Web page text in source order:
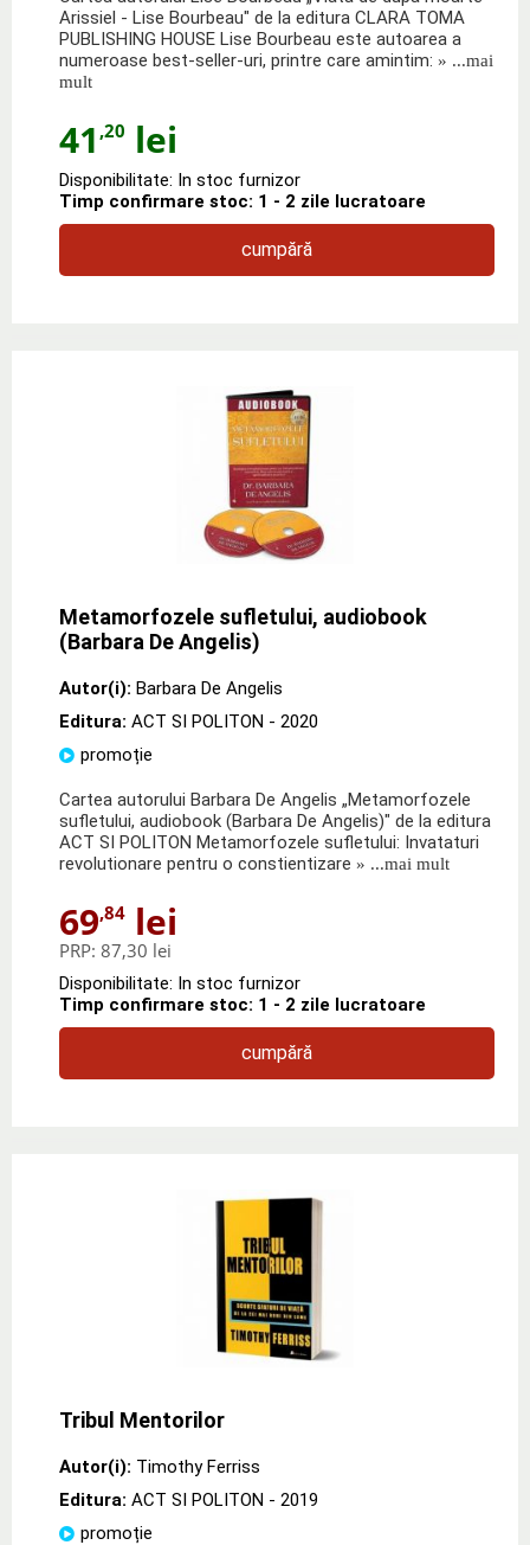
Arissiel - Lise Bourbeau" de la editura CLARA TOMA
PUBLISHING HOUSE Lise Bourbeau este autoarea a
numeroase best-seller-uri, printre care amintim: » ...mai
mult
41 ,20 lei
Disponibilitate: In stoc furnizor
Timp confirmare stoc: 1 - 2 zile lucratoare
cumpără
Metamorfozele sufletului, audiobook
(Barbara De Angelis)
Autor(i): Barbara De Angelis
Editura: ACT SI POLITON - 2020
promoție
Cartea autorului Barbara De Angelis „Metamorfozele
sufletului, audiobook (Barbara De Angelis)" de la editura
ACT SI POLITON Metamorfozele sufletului: Invataturi
revolutionare pentru o constientizare » ...mai mult
69,84 lei
PRP: 87,30 lei
Disponibilitate: In stoc furnizor
Timp confirmare stoc: 1 - 2 zile lucratoare
cumpără
Tribul Mentorilor
Autor(i): Timothy Ferriss
Editura: ACT SI POLITON - 2019
promoție